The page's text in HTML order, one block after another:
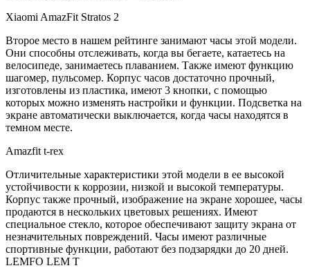
Xiaomi AmazFit Stratos 2
Второе место в нашем рейтинге занимают часы этой модели.
Они способны отслеживать, когда вы бегаете, катаетесь на
велосипеде, занимаетесь плаванием. Также имеют функцию
шагомер, пульсомер. Корпус часов достаточно прочный,
изготовлены из пластика, имеют 3 кнопки, с помощью
которых можно изменять настройки и функции. Подсветка на
экране автоматически выключается, когда часы находятся в
темном месте.
Аmazfit t-rex
Отличительные характеристики этой модели в ее высокой
устойчивости к коррозии, низкой и высокой температуры.
Корпус также прочный, изображение на экране хорошее, часы
продаются в нескольких цветовых решениях. Имеют
специальное стекло, которое обеспечивают защиту экрана от
незначительных повреждений. Часы имеют различные
спортивные функции, работают без подзарядки до 20 дней.
LEMFO LEM T